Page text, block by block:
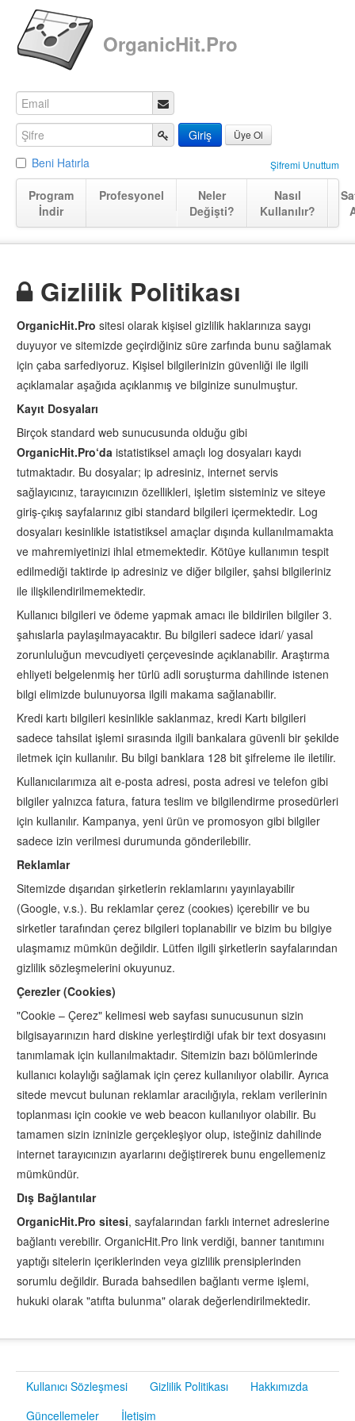
OrganicHit.Pro
Üye Ol
Beni Hatırla Şifremi Unuttum
Program
İndir
Profesyonel
Neler
Değişti?
Nasıl
Kullanılır?
Gizlilik Politikası
OrganicHit.Pro sitesi olarak kişisel gizlilik haklarınıza saygı
duyuyor ve sitemizde geçirdiğiniz süre zarfında bunu sağlamak
için çaba sarfediyoruz. Kişisel bilgilerinizin güvenliği ile ilgili
açıklamalar aşağıda açıklanmış ve bilginize sunulmuştur.
Kayıt Dosyaları
Birçok standard web sunucusunda olduğu gibi
OrganicHit.Pro‘da istatistiksel amaçlı log dosyaları kaydı
tutmaktadır. Bu dosyalar; ip adresiniz, internet servis
sağlayıcınız, tarayıcınızın özellikleri, işletim sisteminiz ve siteye
giriş-çıkış sayfalarınız gibi standard bilgileri içermektedir. Log
dosyaları kesinlikle istatistiksel amaçlar dışında kullanılmamakta
ve mahremiyetinizi ihlal etmemektedir. Kötüye kullanımın tespit
edilmediği taktirde ip adresiniz ve diğer bilgiler, şahsi bilgileriniz
ile ilişkilendirilmemektedir.
Kullanıcı bilgileri ve ödeme yapmak amacı ile bildirilen bilgiler 3.
şahıslarla paylaşılmayacaktır. Bu bilgileri sadece idari/ yasal
zorunluluğun mevcudiyeti çerçevesinde açıklanabilir. Araştırma
ehliyeti belgelenmiş her türlü adli soruşturma dahilinde istenen
bilgi elimizde bulunuyorsa ilgili makama sağlanabilir.
Kredi kartı bilgileri kesinlikle saklanmaz, kredi Kartı bilgileri
sadece tahsilat işlemi sırasında ilgili bankalara güvenli bir şekilde
iletmek için kullanılır. Bu bilgi banklara 128 bit şifreleme ile iletilir.
Kullanıcılarımıza ait e-posta adresi, posta adresi ve telefon gibi
bilgiler yalnızca fatura, fatura teslim ve bilgilendirme prosedürleri
için kullanılır. Kampanya, yeni ürün ve promosyon gibi bilgiler
sadece izin verilmesi durumunda gönderilebilir.
Reklamlar
Sitemizde dışarıdan şirketlerin reklamlarını yayınlayabilir
(Google, v.s.). Bu reklamlar çerez (cookıes) içerebilir ve bu
sirketler tarafından çerez bilgileri toplanabilir ve bizim bu bilgiye
ulaşmamız mümkün değildir. Lütfen ilgili şirketlerin sayfalarından
gizlilik sözleşmelerini okuyunuz.
Çerezler (Cookies)
"Cookie – Çerez" kelimesi web sayfası sunucusunun sizin
bilgisayarınızın hard diskine yerleştirdiği ufak bir text dosyasını
tanımlamak için kullanılmaktadır. Sitemizin bazı bölümlerinde
kullanıcı kolaylığı sağlamak için çerez kullanılıyor olabilir. Ayrıca
sitede mevcut bulunan reklamlar aracılığıyla, reklam verilerinin
toplanması için cookie ve web beacon kullanılıyor olabilir. Bu
tamamen sizin izninizle gerçekleşiyor olup, isteğiniz dahilinde
internet tarayıcınızın ayarlarını değiştirerek bunu engellemeniz
mümkündür.
Dış Bağlantılar
OrganicHit.Pro sitesi, sayfalarından farklı internet adreslerine
bağlantı verebilir. OrganicHit.Pro link verdiği, banner tanıtımını
yaptığı sitelerin içeriklerinden veya gizlilik prensiplerinden
sorumlu değildir. Burada bahsedilen bağlantı verme işlemi,
hukuki olarak "atıfta bulunma" olarak değerlendirilmektedir.
Kullanıcı Sözleşmesi Gizlilik Politikası
Hakkımızda
Güncellemeler
İletişim